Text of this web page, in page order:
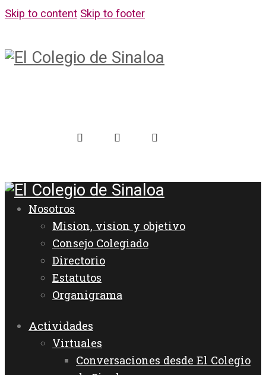
Skip to content Skip to footer
Nosotros
Mision, vision y objetivo
Consejo Colegiado
Directorio
Estatutos
Organigrama
Actividades
Virtuales
Conversaciones desde El Colegio